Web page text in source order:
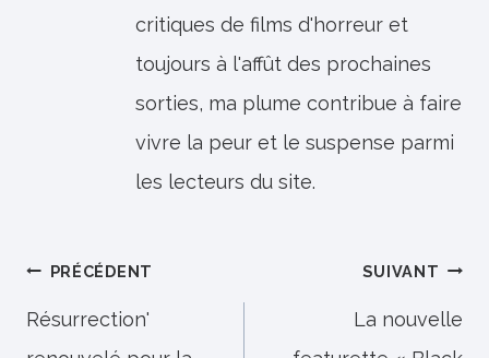
critiques de films d'horreur et
toujours à l'affût des prochaines
sorties, ma plume contribue à faire
vivre la peur et le suspense parmi
les lecteurs du site.
Navigation
de
PRÉCÉDENT
Résurrection'
SUIVANT
La nouvelle